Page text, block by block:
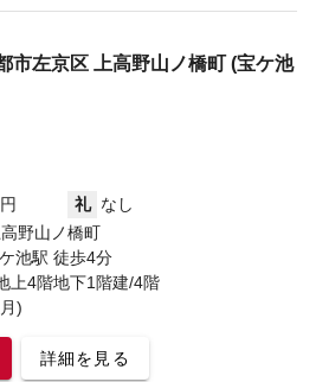
市左京区 上高野山ノ橋町 (宝ケ池
礼 なし
野山ノ橋町
池駅 徒歩4分
上4階地下1階建/4階
)
詳細を見る